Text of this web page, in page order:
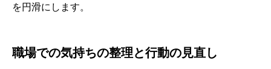
を円滑にします。
職場での気持ちの整理と行動の見直し